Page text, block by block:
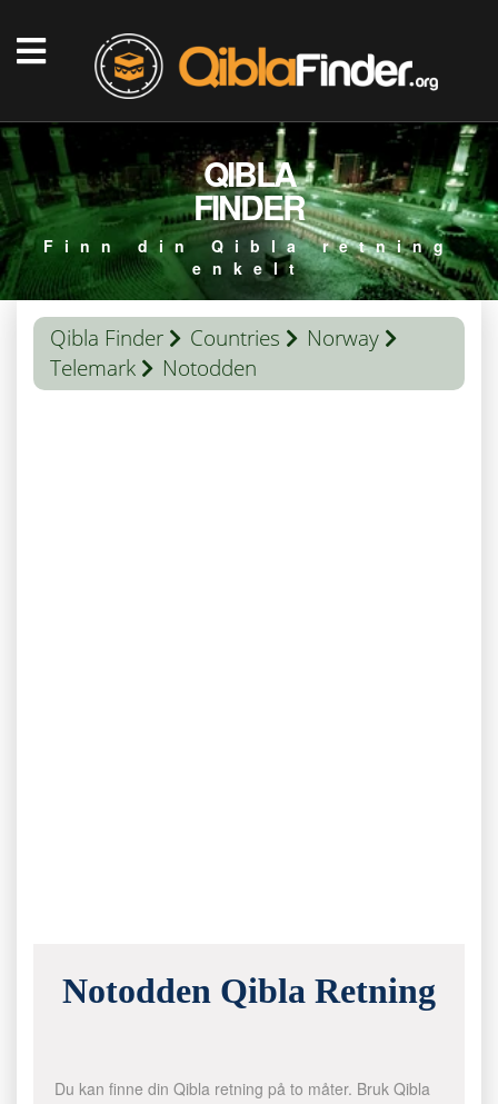
QIBLA
FINDER
Finn din Qibla retning
enkelt
Qibla Finder Countries
Norway
Telemark
Notodden
Notodden Qibla Retning
Du kan finne din Qibla retning på to måter. Bruk Qibla